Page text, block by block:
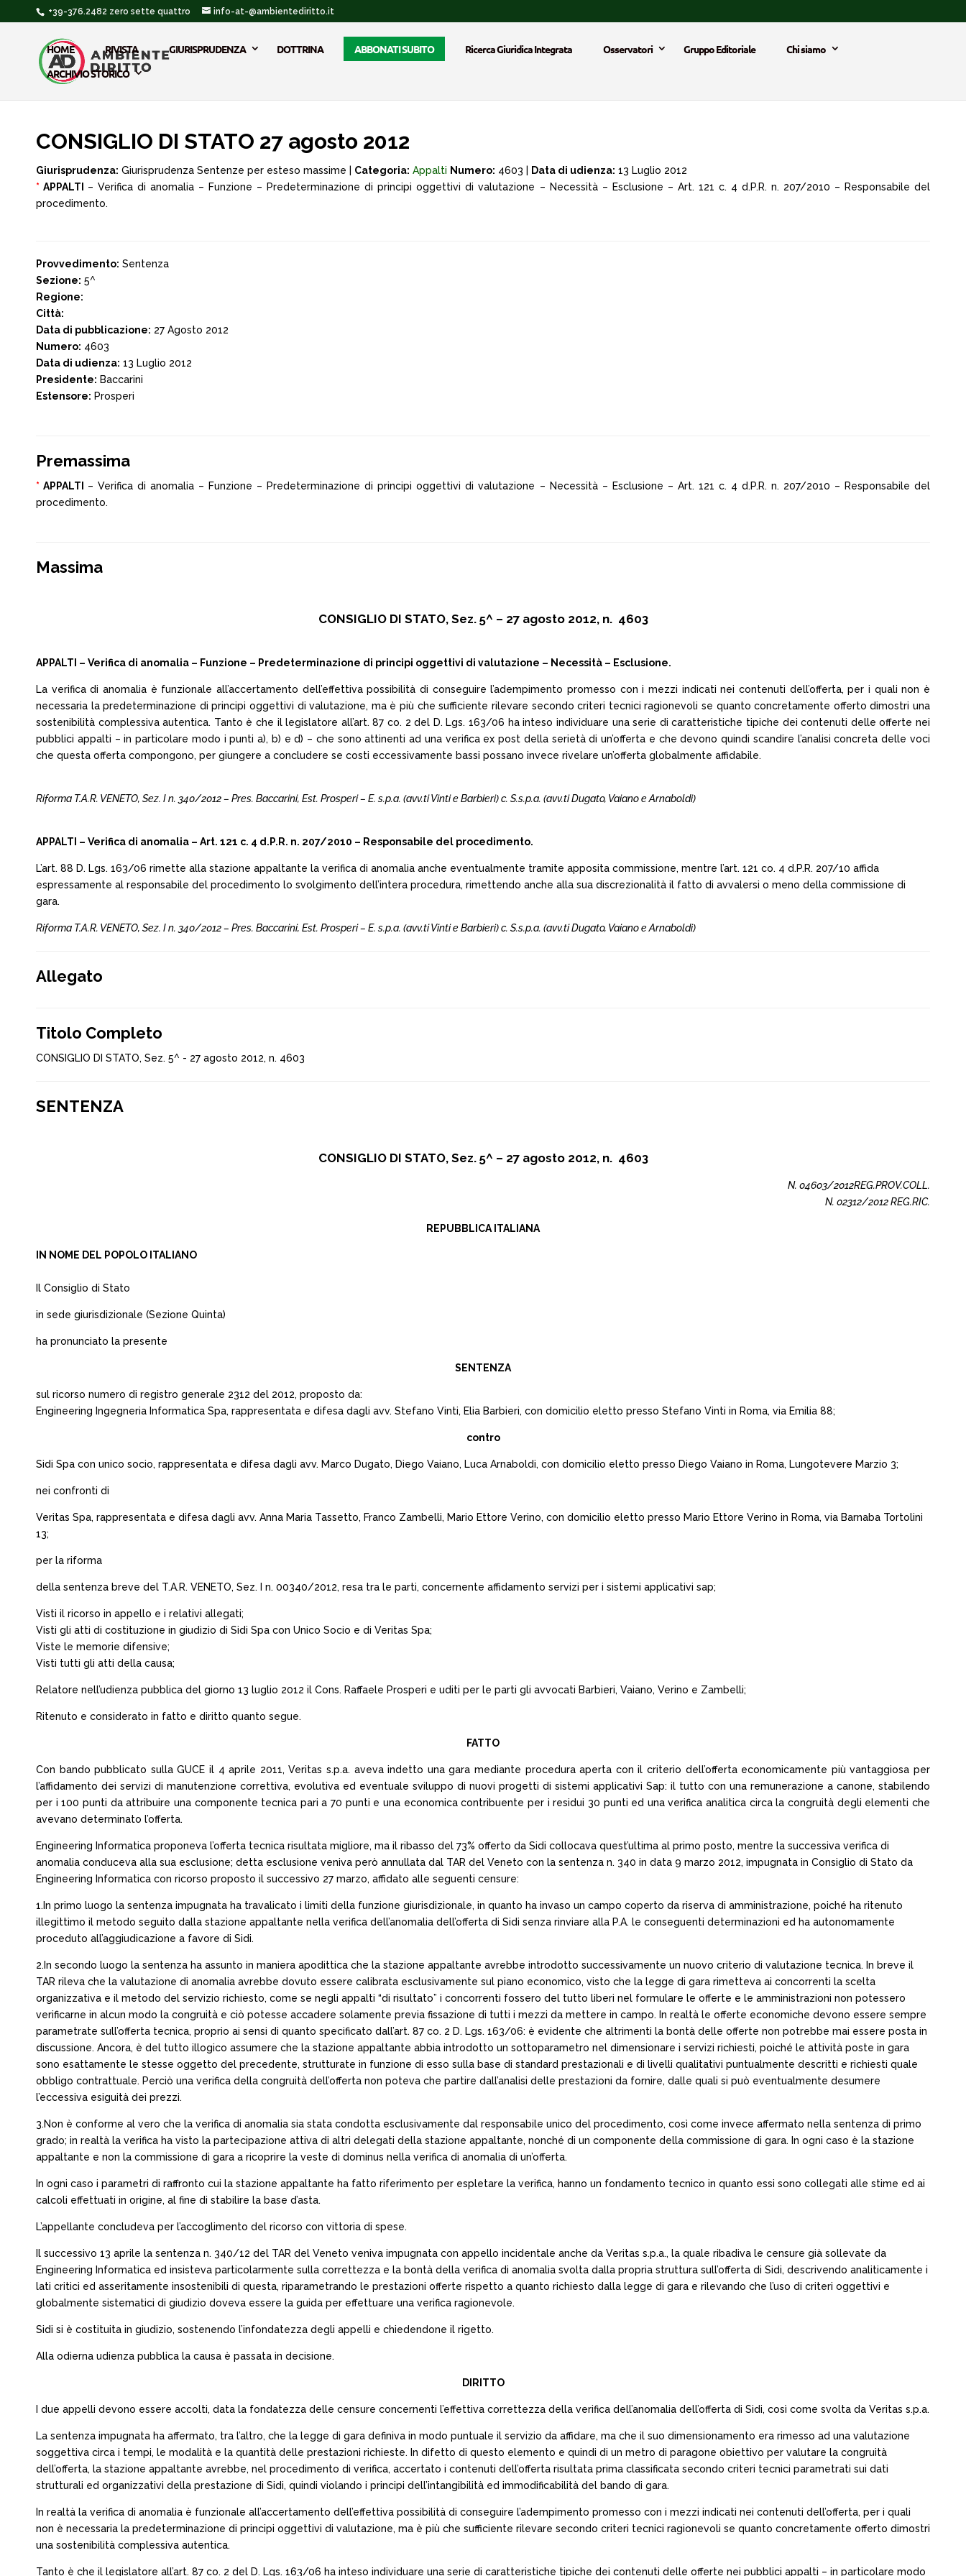
+39-376.2482 zero sette quattro info-at-@ambientediritto.it
HOME RIVISTA GIURISPRUDENZA DOTTRINA ABBONATI SUBITO Ricerca Giuridica Integrata Osservatori Gruppo Editoriale
Chi siamo
ARCHIVIO STORICO
CONSIGLIO DI STATO 27 agosto 2012
Giurisprudenza: Giurisprudenza Sentenze per esteso massime | Categoria: Appalti Numero: 4603 | Data di udienza: 13 Luglio 2012
* APPALTI – Verifica di anomalia – Funzione – Predeterminazione di principi oggettivi di valutazione – Necessità – Esclusione – Art. 121 c. 4 d.P.R. n. 207/2010 – Responsabile del
procedimento.
Provvedimento: Sentenza
Sezione: 5^
Regione:
Città:
Data di pubblicazione: 27 Agosto 2012
Numero: 4603
Data di udienza: 13 Luglio 2012
Presidente: Baccarini
Estensore: Prosperi
Premassima
* APPALTI – Verifica di anomalia – Funzione – Predeterminazione di principi oggettivi di valutazione – Necessità – Esclusione – Art. 121 c. 4 d.P.R. n. 207/2010 – Responsabile del
procedimento.
Massima
CONSIGLIO DI STATO, Sez. 5^ – 27 agosto 2012, n. 4603
APPALTI – Verifica di anomalia – Funzione – Predeterminazione di principi oggettivi di valutazione – Necessità – Esclusione.
La verifica di anomalia è funzionale all’accertamento dell’effettiva possibilità di conseguire l’adempimento promesso con i mezzi indicati nei contenuti dell’offerta, per i quali non è
necessaria la predeterminazione di principi oggettivi di valutazione, ma è più che sufficiente rilevare secondo criteri tecnici ragionevoli se quanto concretamente offerto dimostri una
sostenibilità complessiva autentica. Tanto è che il legislatore all’art. 87 co. 2 del D. Lgs. 163/06 ha inteso individuare una serie di caratteristiche tipiche dei contenuti delle offerte nei
pubblici appalti – in particolare modo i punti a), b) e d) – che sono attinenti ad una verifica ex post della serietà di un’offerta e che devono quindi scandire l’analisi concreta delle voci
che questa offerta compongono, per giungere a concludere se costi eccessivamente bassi possano invece rivelare un’offerta globalmente affidabile.
Riforma T.A.R. VENETO, Sez. I n. 340/2012 – Pres. Baccarini, Est. Prosperi – E. s.p.a. (avv.ti Vinti e Barbieri) c. S.s.p.a. (avv.ti Dugato, Vaiano e Arnaboldi)
APPALTI – Verifica di anomalia – Art. 121 c. 4 d.P.R. n. 207/2010 – Responsabile del procedimento.
L’art. 88 D. Lgs. 163/06 rimette alla stazione appaltante la verifica di anomalia anche eventualmente tramite apposita commissione, mentre l’art. 121 co. 4 d.P.R. 207/10 affida
espressamente al responsabile del procedimento lo svolgimento dell’intera procedura, rimettendo anche alla sua discrezionalità il fatto di avvalersi o meno della commissione di
gara.
Riforma T.A.R. VENETO, Sez. I n. 340/2012 – Pres. Baccarini, Est. Prosperi – E. s.p.a. (avv.ti Vinti e Barbieri) c. S.s.p.a. (avv.ti Dugato, Vaiano e Arnaboldi)
Allegato
Titolo Completo
CONSIGLIO DI STATO, Sez. 5^ - 27 agosto 2012, n. 4603
SENTENZA
CONSIGLIO DI STATO, Sez. 5^ – 27 agosto 2012, n. 4603
N. 04603/2012REG.PROV.COLL.
N. 02312/2012 REG.RIC.
REPUBBLICA ITALIANA
IN NOME DEL POPOLO ITALIANO
Il Consiglio di Stato
in sede giurisdizionale (Sezione Quinta)
ha pronunciato la presente
SENTENZA
sul ricorso numero di registro generale 2312 del 2012, proposto da:
Engineering Ingegneria Informatica Spa, rappresentata e difesa dagli avv. Stefano Vinti, Elia Barbieri, con domicilio eletto presso Stefano Vinti in Roma, via Emilia 88;
contro
Sidi Spa con unico socio, rappresentata e difesa dagli avv. Marco Dugato, Diego Vaiano, Luca Arnaboldi, con domicilio eletto presso Diego Vaiano in Roma, Lungotevere Marzio 3;
nei confronti di
Veritas Spa, rappresentata e difesa dagli avv. Anna Maria Tassetto, Franco Zambelli, Mario Ettore Verino, con domicilio eletto presso Mario Ettore Verino in Roma, via Barnaba Tortolini
13;
per la riforma
della sentenza breve del T.A.R. VENETO, Sez. I n. 00340/2012, resa tra le parti, concernente affidamento servizi per i sistemi applicativi sap;
Visti il ricorso in appello e i relativi allegati;
Visti gli atti di costituzione in giudizio di Sidi Spa con Unico Socio e di Veritas Spa;
Viste le memorie difensive;
Visti tutti gli atti della causa;
Relatore nell’udienza pubblica del giorno 13 luglio 2012 il Cons. Raffaele Prosperi e uditi per le parti gli avvocati Barbieri, Vaiano, Verino e Zambelli;
Ritenuto e considerato in fatto e diritto quanto segue.
FATTO
Con bando pubblicato sulla GUCE il 4 aprile 2011, Veritas s.p.a. aveva indetto una gara mediante procedura aperta con il criterio dell’offerta economicamente più vantaggiosa per
l’affidamento dei servizi di manutenzione correttiva, evolutiva ed eventuale sviluppo di nuovi progetti di sistemi applicativi Sap: il tutto con una remunerazione a canone, stabilendo
per i 100 punti da attribuire una componente tecnica pari a 70 punti e una economica contribuente per i residui 30 punti ed una verifica analitica circa la congruità degli elementi che
avevano determinato l’offerta.
Engineering Informatica proponeva l’offerta tecnica risultata migliore, ma il ribasso del 73% offerto da Sidi collocava quest’ultima al primo posto, mentre la successiva verifica di
anomalia conduceva alla sua esclusione; detta esclusione veniva però annullata dal TAR del Veneto con la sentenza n. 340 in data 9 marzo 2012, impugnata in Consiglio di Stato da
Engineering Informatica con ricorso proposto il successivo 27 marzo, affidato alle seguenti censure:
1.In primo luogo la sentenza impugnata ha travalicato i limiti della funzione giurisdizionale, in quanto ha invaso un campo coperto da riserva di amministrazione, poiché ha ritenuto
illegittimo il metodo seguito dalla stazione appaltante nella verifica dell’anomalia dell’offerta di Sidi senza rinviare alla P.A. le conseguenti determinazioni ed ha autonomamente
proceduto all’aggiudicazione a favore di Sidi.
2.In secondo luogo la sentenza ha assunto in maniera apodittica che la stazione appaltante avrebbe introdotto successivamente un nuovo criterio di valutazione tecnica. In breve il
TAR rileva che la valutazione di anomalia avrebbe dovuto essere calibrata esclusivamente sul piano economico, visto che la legge di gara rimetteva ai concorrenti la scelta
organizzativa e il metodo del servizio richiesto, come se negli appalti “di risultato” i concorrenti fossero del tutto liberi nel formulare le offerte e le amministrazioni non potessero
verificarne in alcun modo la congruità e ciò potesse accadere solamente previa fissazione di tutti i mezzi da mettere in campo. In realtà le offerte economiche devono essere sempre
parametrate sull’offerta tecnica, proprio ai sensi di quanto specificato dall’art. 87 co. 2 D. Lgs. 163/06: è evidente che altrimenti la bontà delle offerte non potrebbe mai essere posta in
discussione. Ancora, è del tutto illogico assumere che la stazione appaltante abbia introdotto un sottoparametro nel dimensionare i servizi richiesti, poiché le attività poste in gara
sono esattamente le stesse oggetto del precedente, strutturate in funzione di esso sulla base di standard prestazionali e di livelli qualitativi puntualmente descritti e richiesti quale
obbligo contrattuale. Perciò una verifica della congruità dell’offerta non poteva che partire dall’analisi delle prestazioni da fornire, dalle quali si può eventualmente desumere
l’eccessiva esiguità dei prezzi.
3.Non è conforme al vero che la verifica di anomalia sia stata condotta esclusivamente dal responsabile unico del procedimento, così come invece affermato nella sentenza di primo
grado; in realtà la verifica ha visto la partecipazione attiva di altri delegati della stazione appaltante, nonché di un componente della commissione di gara. In ogni caso è la stazione
appaltante e non la commissione di gara a ricoprire la veste di dominus nella verifica di anomalia di un’offerta.
In ogni caso i parametri di raffronto cui la stazione appaltante ha fatto riferimento per espletare la verifica, hanno un fondamento tecnico in quanto essi sono collegati alle stime ed ai
calcoli effettuati in origine, al fine di stabilire la base d’asta.
L’appellante concludeva per l’accoglimento del ricorso con vittoria di spese.
Il successivo 13 aprile la sentenza n. 340/12 del TAR del Veneto veniva impugnata con appello incidentale anche da Veritas s.p.a., la quale ribadiva le censure già sollevate da
Engineering Informatica ed insisteva particolarmente sulla correttezza e la bontà della verifica di anomalia svolta dalla propria struttura sull’offerta di Sidi, descrivendo analiticamente i
lati critici ed asseritamente insostenibili di questa, riparametrando le prestazioni offerte rispetto a quanto richiesto dalla legge di gara e rilevando che l’uso di criteri oggettivi e
globalmente sistematici di giudizio doveva essere la guida per effettuare una verifica ragionevole.
Sidi si è costituita in giudizio, sostenendo l’infondatezza degli appelli e chiedendone il rigetto.
Alla odierna udienza pubblica la causa è passata in decisione.
DIRITTO
I due appelli devono essere accolti, data la fondatezza delle censure concernenti l’effettiva correttezza della verifica dell’anomalia dell’offerta di Sidi, così come svolta da Veritas s.p.a.
La sentenza impugnata ha affermato, tra l’altro, che la legge di gara definiva in modo puntuale il servizio da affidare, ma che il suo dimensionamento era rimesso ad una valutazione
soggettiva circa i tempi, le modalità e la quantità delle prestazioni richieste. In difetto di questo elemento e quindi di un metro di paragone obiettivo per valutare la congruità
dell’offerta, la stazione appaltante avrebbe, nel procedimento di verifica, accertato i contenuti dell’offerta risultata prima classificata secondo criteri tecnici parametrati sui dati
strutturali ed organizzativi della prestazione di Sidi, quindi violando i principi dell’intangibilità ed immodificabilità del bando di gara.
In realtà la verifica di anomalia è funzionale all’accertamento dell’effettiva possibilità di conseguire l’adempimento promesso con i mezzi indicati nei contenuti dell’offerta, per i quali
non è necessaria la predeterminazione di principi oggettivi di valutazione, ma è più che sufficiente rilevare secondo criteri tecnici ragionevoli se quanto concretamente offerto dimostri
una sostenibilità complessiva autentica.
Tanto è che il legislatore all’art. 87 co. 2 del D. Lgs. 163/06 ha inteso individuare una serie di caratteristiche tipiche dei contenuti delle offerte nei pubblici appalti – in particolare modo